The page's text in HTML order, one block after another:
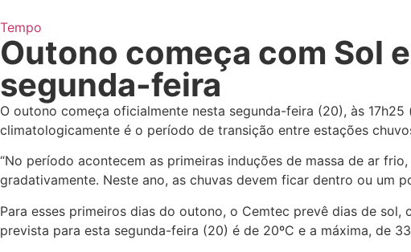
Tempo
Outono começa com Sol
segunda-feira
O outono começa oficialmente nesta segunda-feira (20), às
climatologicamente é o período de transição entre estações
“No período acontecem as primeiras induções de massa de ar
gradativamente. Neste ano, as chuvas devem ficar dentro ou um
Para esses primeiros dias do outono, o Cemtec prevê dias de
prevista para esta segunda-feira (20) é de 20ºC e a máxima, de